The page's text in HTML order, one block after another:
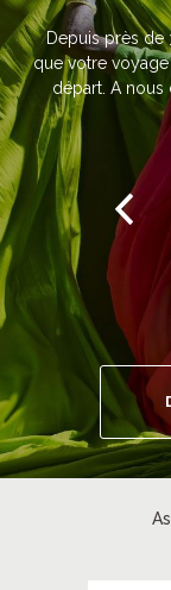
Depuis près de
que votre voyage
départ. A nous